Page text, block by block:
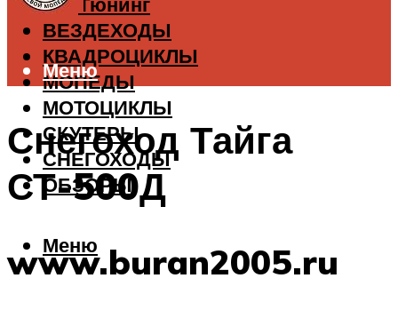
ВЕЗДЕХОДЫ
КВАДРОЦИКЛЫ
МОПЕДЫ
МОТОЦИКЛЫ
СКУТЕРЫ
СНЕГОХОДЫ
ОБЗОРЫ
Меню
Меню
Снегоход Тайга
СТ-500Д
www.buran2005.ru